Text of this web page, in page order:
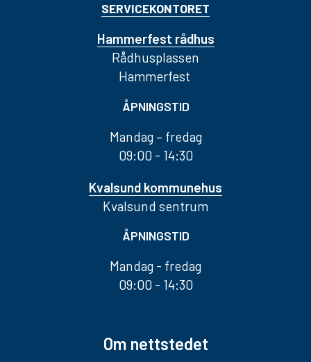
SERVICEKONTORET
Hammerfest rådhus
Rådhusplassen
Hammerfest
ÅPNINGSTID
Mandag – fredag
09:00 - 14:30
Kvalsund kommunehus
Kvalsund sentrum
ÅPNINGSTID
Mandag - fredag
09:00 - 14:30
Om nettstedet